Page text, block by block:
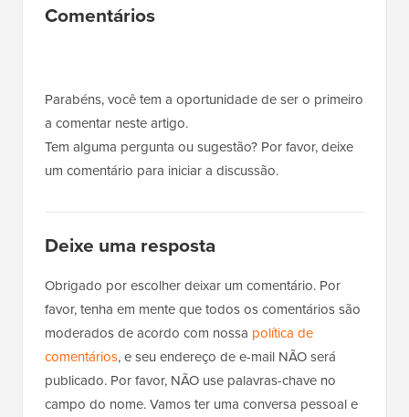
Interações
Comentários
Parabéns, você tem a oportunidade de ser o primeiro
a comentar neste artigo.
Tem alguma pergunta ou sugestão? Por favor, deixe
um comentário para iniciar a discussão.
Deixe uma resposta
Obrigado por escolher deixar um comentário. Por
favor, tenha em mente que todos os comentários são
moderados de acordo com nossa política de
comentários, e seu endereço de e-mail NÃO será
publicado. Por favor, NÃO use palavras-chave no
campo do nome. Vamos ter uma conversa pessoal e